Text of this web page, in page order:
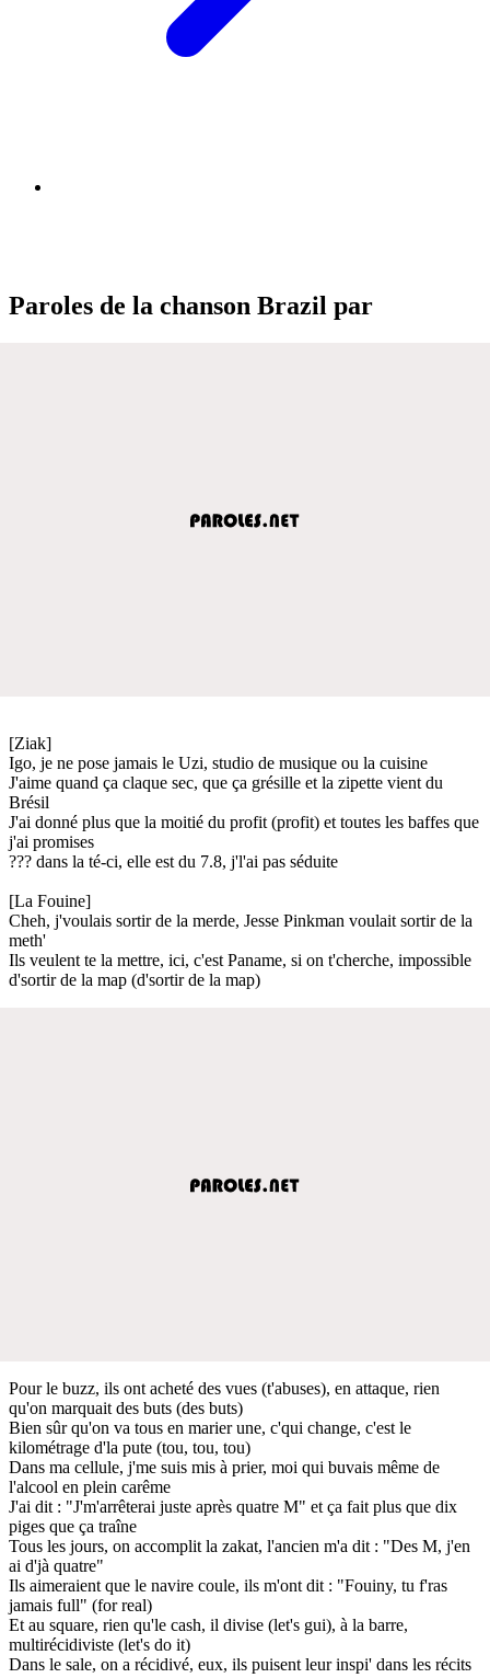
Paroles de la chanson Brazil par
[Ziak]
Igo, je ne pose jamais le Uzi, studio de musique ou la cuisine
J'aime quand ça claque sec, que ça grésille et la zipette vient du
Brésil
J'ai donné plus que la moitié du profit (profit) et toutes les baffes que
j'ai promises
??? dans la té-ci, elle est du 7.8, j'l'ai pas séduite
[La Fouine]
Cheh, j'voulais sortir de la merde, Jesse Pinkman voulait sortir de la
meth'
Ils veulent te la mettre, ici, c'est Paname, si on t'cherche, impossible
d'sortir de la map (d'sortir de la map)
Pour le buzz, ils ont acheté des vues (t'abuses), en attaque, rien
qu'on marquait des buts (des buts)
Bien sûr qu'on va tous en marier une, c'qui change, c'est le
kilométrage d'la pute (tou, tou, tou)
Dans ma cellule, j'me suis mis à prier, moi qui buvais même de
l'alcool en plein carême
J'ai dit : "J'm'arrêterai juste après quatre M" et ça fait plus que dix
piges que ça traîne
Tous les jours, on accomplit la zakat, l'ancien m'a dit : "Des M, j'en
ai d'jà quatre"
Ils aimeraient que le navire coule, ils m'ont dit : "Fouiny, tu f'ras
jamais full" (for real)
Et au square, rien qu'le cash, il divise (let's gui), à la barre,
multirécidiviste (let's do it)
Dans le sale, on a récidivé, eux, ils puisent leur inspi' dans les récits